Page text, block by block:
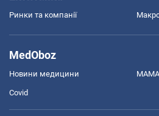
Ринки та компанії
MedOboz
Новини медицини
Covid